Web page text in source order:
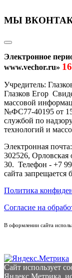
МЫ
Электронное
www.vechor.ru»
Учредитель:
Глазков Егор
массовой
№ФС77-40195 от
службой по
технологий и
Электронная
302526, Орловская
30. Телефон - +7
сайта запрещается
Политика
Согласие на
В оформлении сайта
Сайт использует
Яндекс.Метрика,